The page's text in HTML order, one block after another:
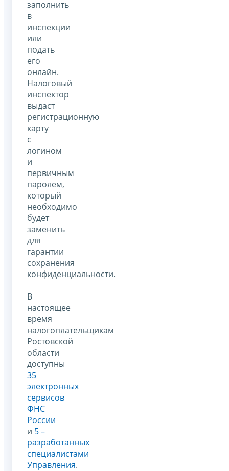
заполнить
в
инспекции
или
подать
его
онлайн.
Налоговый
инспектор
выдаст
регистрационную
карту
с
логином
и
первичным
паролем,
который
необходимо
будет
заменить
для
гарантии
сохранения
конфиденциальности.
В
настоящее
время
налогоплательщикам
Ростовской
области
доступны
35
электронных
сервисов
ФНС
России
и 5 –
разработанных
специалистами
Управления.